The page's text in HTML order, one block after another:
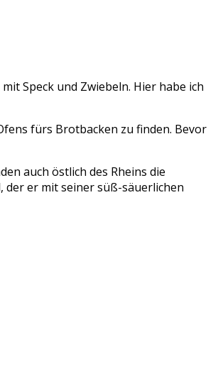
Speck und Zwiebeln. Hier habe ich
fürs Brotbacken zu finden. Bevor
auch östlich des Rheins die
der er mit seiner süß-säuerlichen